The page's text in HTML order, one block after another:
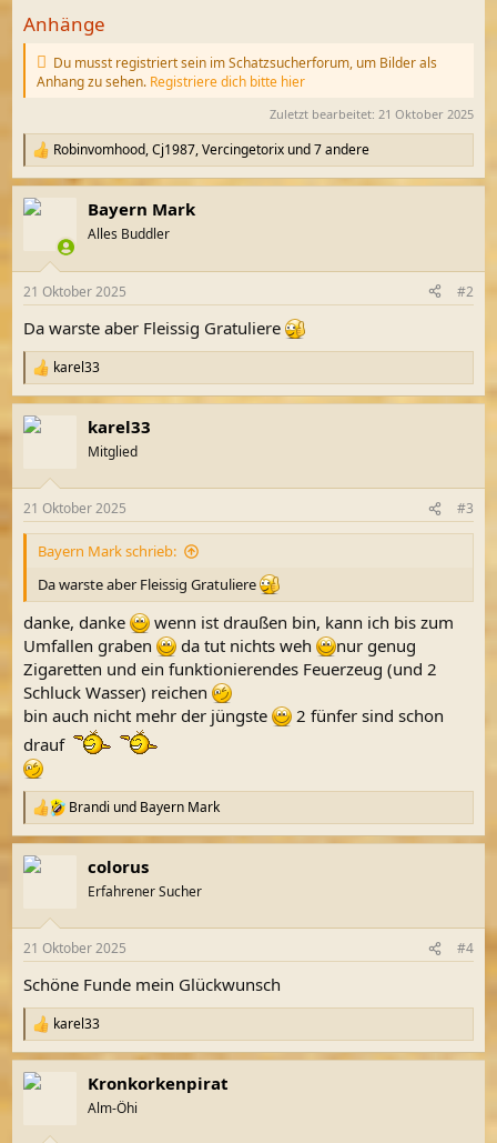
Anhänge
Du musst registriert sein im Schatzsucherforum, um Bilder als
Anhang zu sehen. Registriere dich bitte hier
Zuletzt bearbeitet: 21 Oktober 2025
R
e
a
k
e
:
Robinvomhood,Cj1987,Vercingetorix und 7 andere
Bayern Mark
Alles Buddler
21 Oktober 2025 #2
Da warste aber Fleissig Gratuliere
R
e
a
k
e
n
karel33
karel33
Mitglied
21 Oktober 2025 #3
Bayern Mark schrieb:
Da warste aber Fleissig Gratuliere
danke, danke
wenn ist draußen bin, kann ich bis zum
Umfallen graben
da tut nichts weh
nur genug
Zigaretten und ein funktionierendes Feuerzeug (und 2
Schluck Wasser) reichen
bin auch nicht mehr der jüngste
2 fünfer sind schon
drauf
R
e
a
k
e
:
Brandi und Bayern Mark
colorus
Erfahrener Sucher
21 Oktober 2025 #4
Schöne Funde mein Glückwunsch
R
e
a
k
karel33
Kronkorkenpirat
Alm-Öhi